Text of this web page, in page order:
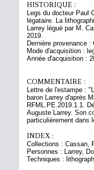
HISTORIQUE :
Legs du docteur Paul
légataire. La
Larrey légué par M.
2019.
Dernière provenance :
Mode d'acquisition :
Année d'acquisition :
COMMENTAIRE :
Lettre de l'estampe :
baron Larrey d'après
RFML.PE.2019.1.1.
Auguste Larrey. Son
particulièrement dans
INDEX :
Collections : Cassan,
Personnes : Larrey,
Techniques :